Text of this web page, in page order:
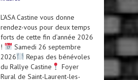
L’ASA Castine vous donne
rendez-vous pour deux temps
forts de cette fin d’année 2026
!
Samedi 26 septembre
2026
Repas des bénévoles
du Rallye Castine
Foyer
Rural de Saint-Laurent-les-